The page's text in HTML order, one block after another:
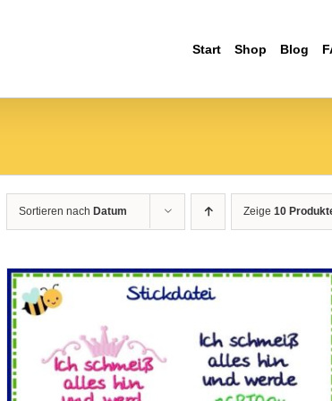
Start Shop Blog
Sortieren nach Datum Zeige 10